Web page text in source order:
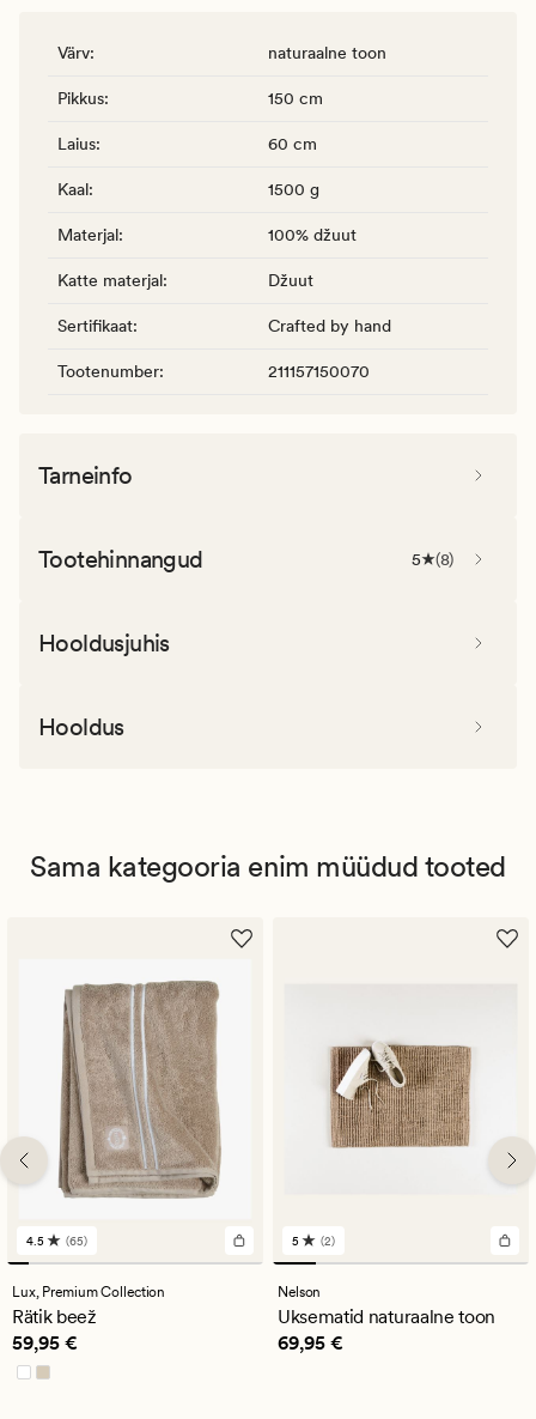
Värv: naturaalne toon
Pikkus: 150 cm
Laius: 60 cm
Kaal: 1500 g
Materjal: 100% džuut
Katte materjal: Džuut
Sertifikaat: Crafted by hand
Tootenumber: 211157150070
Tarneinfo
Tootehinnangud 5 (8)
Hooldusjuhis
Hooldus
Sama kategooria enim müüdud tooted
65
arvustust
keskmise
hinnanguga
4.5
4.5 (65)
Lux, Premium Collection
Rätik beež
Pris_ee
59,95 €
2
arvustust
keskmise
hinnanguga
5
5 (2)
Nelson
Uksematid naturaalne toon
Pris_ee
69,95 €